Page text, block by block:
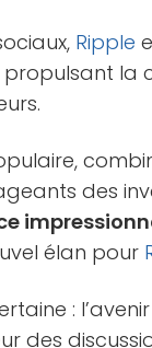
Ripple
propulsant la
des
élan pour
:
des